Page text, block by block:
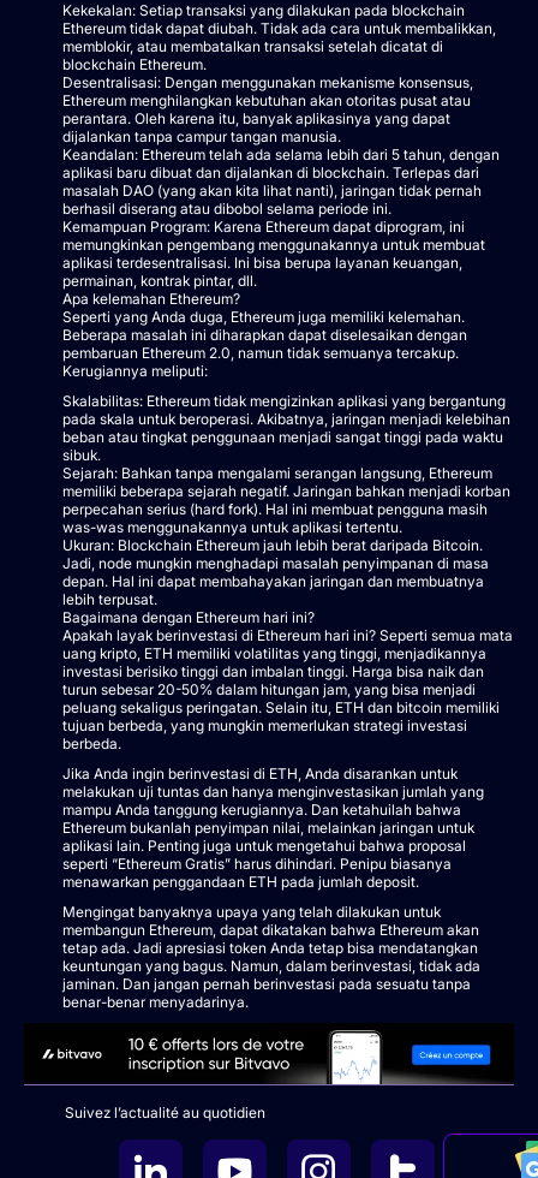
Kekekalan: Setiap transaksi yang dilakukan pada blockchain
Ethereum tidak dapat diubah. Tidak ada cara untuk membalikkan,
memblokir, atau membatalkan transaksi setelah dicatat di
blockchain Ethereum.
Desentralisasi: Dengan menggunakan mekanisme konsensus,
Ethereum menghilangkan kebutuhan akan otoritas pusat atau
perantara. Oleh karena itu, banyak aplikasinya yang dapat
dijalankan tanpa campur tangan manusia.
Keandalan: Ethereum telah ada selama lebih dari 5 tahun, dengan
aplikasi baru dibuat dan dijalankan di blockchain. Terlepas dari
masalah DAO (yang akan kita lihat nanti), jaringan tidak pernah
berhasil diserang atau dibobol selama periode ini.
Kemampuan Program: Karena Ethereum dapat diprogram, ini
memungkinkan pengembang menggunakannya untuk membuat
aplikasi terdesentralisasi. Ini bisa berupa layanan keuangan,
permainan, kontrak pintar, dll.
Apa kelemahan Ethereum?
Seperti yang Anda duga, Ethereum juga memiliki kelemahan.
Beberapa masalah ini diharapkan dapat diselesaikan dengan
pembaruan Ethereum 2.0, namun tidak semuanya tercakup.
Kerugiannya meliputi:
Skalabilitas: Ethereum tidak mengizinkan aplikasi yang bergantung
pada skala untuk beroperasi. Akibatnya, jaringan menjadi kelebihan
beban atau tingkat penggunaan menjadi sangat tinggi pada waktu
sibuk.
Sejarah: Bahkan tanpa mengalami serangan langsung, Ethereum
memiliki beberapa sejarah negatif. Jaringan bahkan menjadi korban
perpecahan serius (hard fork). Hal ini membuat pengguna masih
was-was menggunakannya untuk aplikasi tertentu.
Ukuran: Blockchain Ethereum jauh lebih berat daripada Bitcoin.
Jadi, node mungkin menghadapi masalah penyimpanan di masa
depan. Hal ini dapat membahayakan jaringan dan membuatnya
lebih terpusat.
Bagaimana dengan Ethereum hari ini?
Apakah layak berinvestasi di Ethereum hari ini? Seperti semua mata
uang kripto, ETH memiliki volatilitas yang tinggi, menjadikannya
investasi berisiko tinggi dan imbalan tinggi. Harga bisa naik dan
turun sebesar 20-50% dalam hitungan jam, yang bisa menjadi
peluang sekaligus peringatan. Selain itu, ETH dan bitcoin memiliki
tujuan berbeda, yang mungkin memerlukan strategi investasi
berbeda.
Jika Anda ingin berinvestasi di ETH, Anda disarankan untuk
melakukan uji tuntas dan hanya menginvestasikan jumlah yang
mampu Anda tanggung kerugiannya. Dan ketahuilah bahwa
Ethereum bukanlah penyimpan nilai, melainkan jaringan untuk
aplikasi lain. Penting juga untuk mengetahui bahwa proposal
seperti “Ethereum Gratis” harus dihindari. Penipu biasanya
menawarkan penggandaan ETH pada jumlah deposit.
Mengingat banyaknya upaya yang telah dilakukan untuk
membangun Ethereum, dapat dikatakan bahwa Ethereum akan
tetap ada. Jadi apresiasi token Anda tetap bisa mendatangkan
keuntungan yang bagus. Namun, dalam berinvestasi, tidak ada
jaminan. Dan jangan pernah berinvestasi pada sesuatu tanpa
benar-benar menyadarinya.
Suivez l’actualité au quotidien